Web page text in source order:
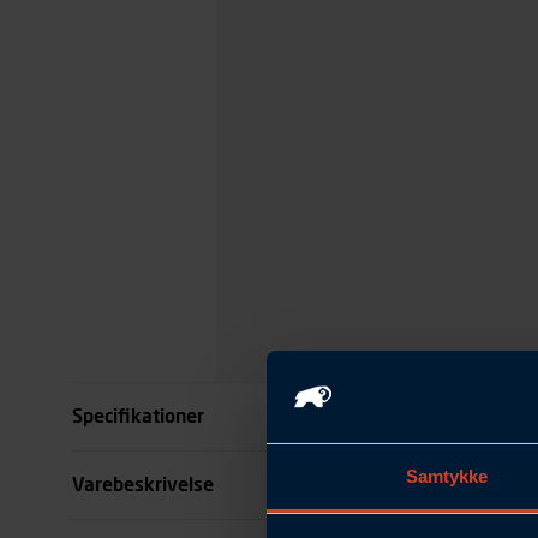
Samtykke
Specifikationer
Størrelse
Varebeskrivelse